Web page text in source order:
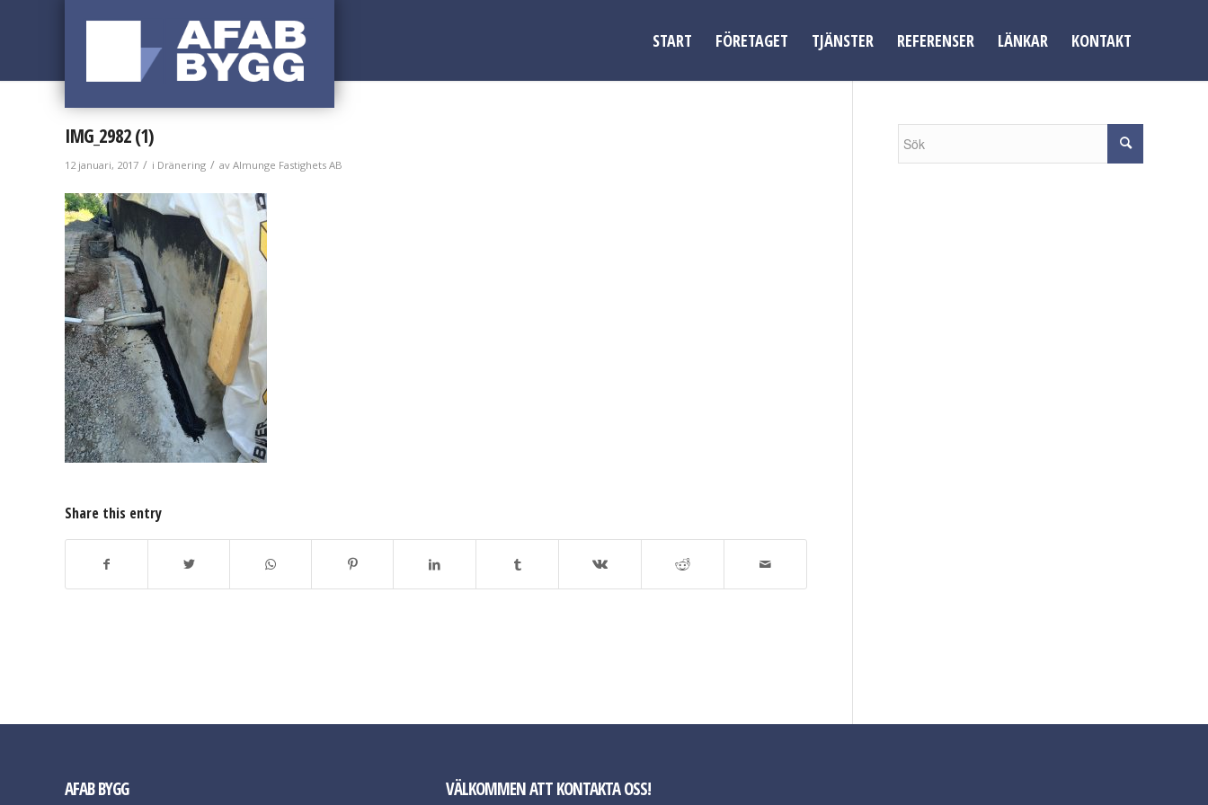
START FÖRETAGET TJÄNSTER REFERENSER LÄNKAR KONTAKT
IMG_2982 (1)
12 januari, 2017 / i Dränering / av Almunge Fastighets AB
Share this entry
AFAB BYGG VÄLKOMMEN ATT KONTAKTA OSS!